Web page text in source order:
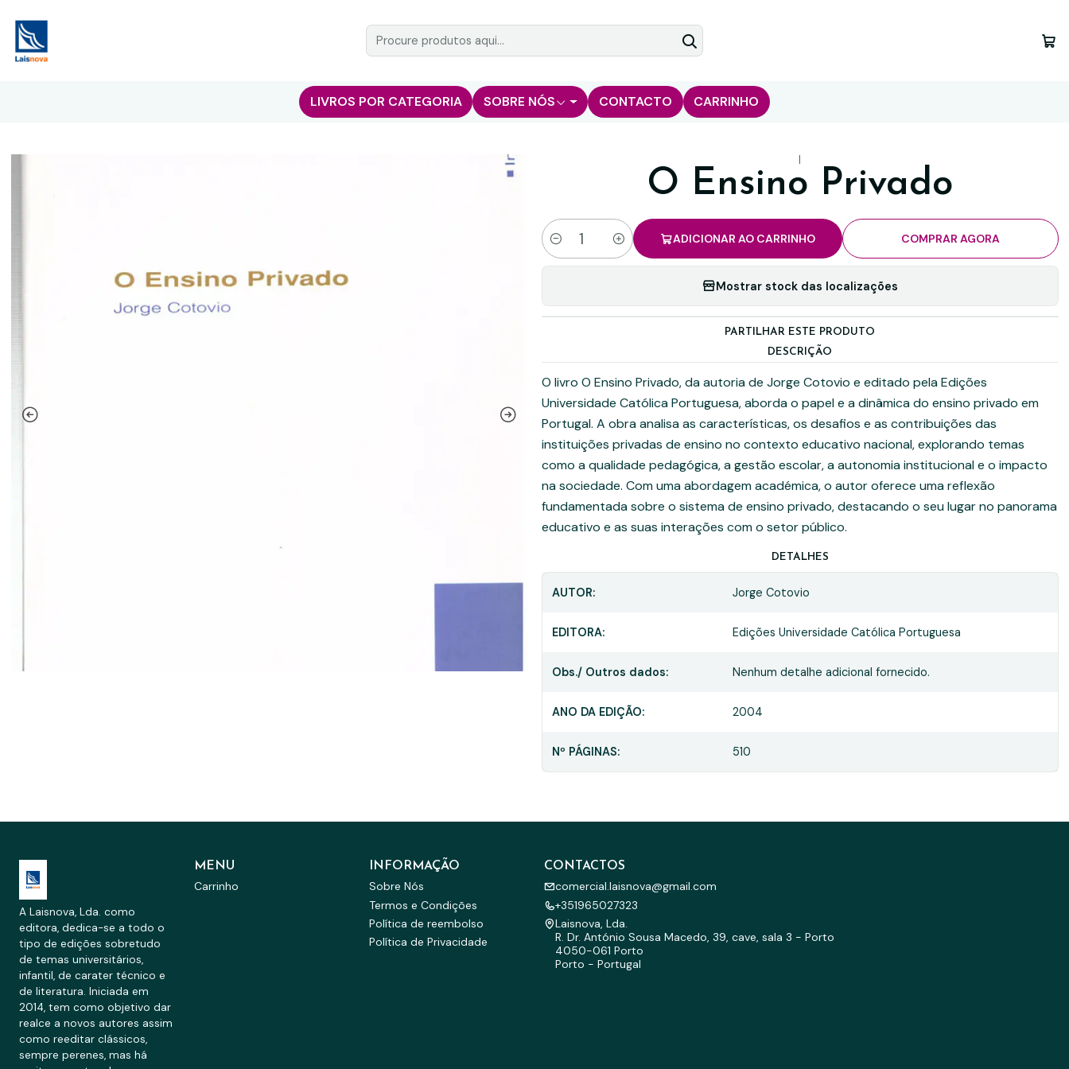
LIVROS POR CATEGORIA SOBRE NÓS CONTACTO CARRINHO
|
O Ensino Privado
Quantidade
ADICIONAR AO CARRINHO COMPRAR AGORA
Mostrar stock das localizações
PARTILHAR ESTE PRODUTO
DESCRIÇÃO
O livro O Ensino Privado, da autoria de Jorge Cotovio e editado pela Edições
Universidade Católica Portuguesa, aborda o papel e a dinâmica do ensino privado em
Portugal. A obra analisa as características, os desafios e as contribuições das
instituições privadas de ensino no contexto educativo nacional, explorando temas
como a qualidade pedagógica, a gestão escolar, a autonomia institucional e o impacto
na sociedade. Com uma abordagem académica, o autor oferece uma reflexão
fundamentada sobre o sistema de ensino privado, destacando o seu lugar no panorama
educativo e as suas interações com o setor público.
DETALHES
AUTOR: Jorge Cotovio
EDITORA: Edições Universidade Católica Portuguesa
Obs./ Outros dados: Nenhum detalhe adicional fornecido.
ANO DA EDIÇÃO: 2004
Nº PÁGINAS: 510
A Laisnova, Lda. como
editora, dedica-se a todo o
tipo de edições sobretudo
de temas universitários,
infantil, de carater técnico e
de literatura. Iniciada em
2014, tem como objetivo dar
realce a novos autores assim
como reeditar clássicos,
sempre perenes, mas há
MENU
Carrinho
INFORMAÇÃO
Sobre Nós
Termos e Condições
Política de reembolso
Política de Privacidade
CONTACTOS
comercial.laisnova@gmail.com
+351965027323
Laisnova, Lda.
R. Dr. António Sousa Macedo, 39, cave, sala 3 - Porto
4050-061 Porto
Porto - Portugal